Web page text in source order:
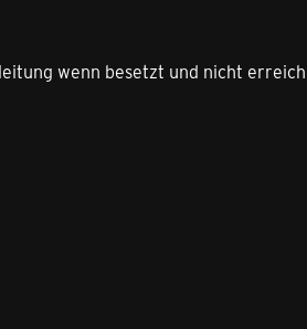
wenn besetzt und nicht